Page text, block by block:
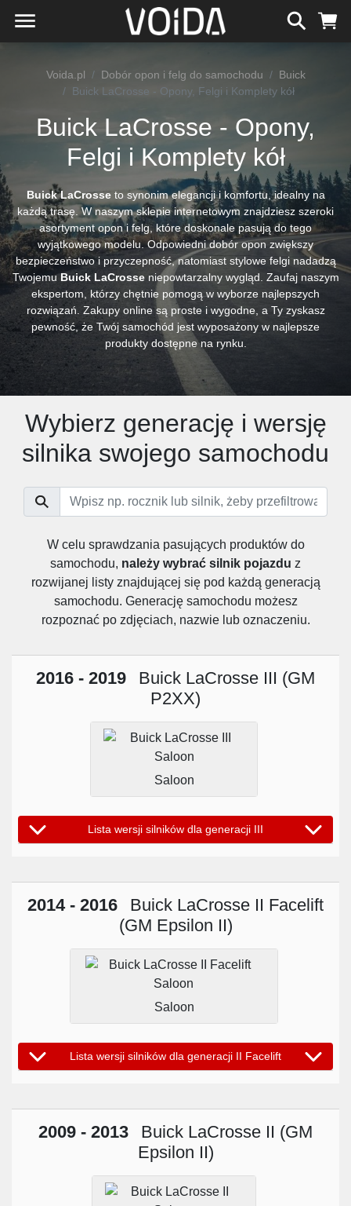
Voida.pl Dobór opon i felg do samochodu
Buick
Buick LaCrosse - Opony, Felgi i Komplety kół
Buick LaCrosse - Opony,
Felgi i Komplety kół
Buick LaCrosseto synonim elegancji i komfortu, idealny na
każdą trasę. W naszym sklepie internetowym znajdziesz szeroki
asortyment opon i felg, które doskonale pasują do tego
wyjątkowego modelu. Odpowiedni dobór opon zwiększy
bezpieczeństwo i przyczepność, natomiast stylowe felgi nadadzą
TwojemuBuick LaCrosseniepowtarzalny wygląd. Zaufaj naszym
ekspertom, którzy chętnie pomogą w wyborze najlepszych
rozwiązań. Zakupy online są proste i wygodne, a Ty zyskasz
pewność, że Twój samochód jest wyposażony w najlepsze
produkty dostępne na rynku.
Wybierz generację i wersję
silnika swojego samochodu
W celu sprawdzania pasujących produktów do
samochodu, należy wybrać silnik pojazdu z
rozwijanej listy znajdującej się pod każdą generacją
samochodu. Generację samochodu możesz
rozpoznać po zdjęciach, nazwie lub oznaczeniu.
2016 - 2019
Buick LaCrosse III (GM
P2XX)
Saloon
Lista wersji silników dla generacji III
2014 - 2016
Buick LaCrosse II Facelift
(GM Epsilon II)
Saloon
Lista wersji silników dla generacji II Facelift
2009 - 2013
Buick LaCrosse II (GM
Epsilon II)